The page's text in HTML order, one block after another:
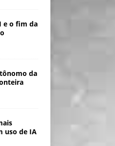
e o fim da
da
uso de IA